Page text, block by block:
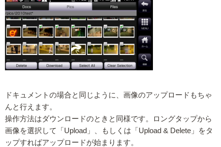
ドキュメントの場合と同じように、画像のアップロードもちゃ
んと行えます。
操作方法はダウンロードのときと同様です。ロングタップから
画像を選択して「Upload」、もしくは「Upload & Delete」をタ
ップすればアップロードが始まります。